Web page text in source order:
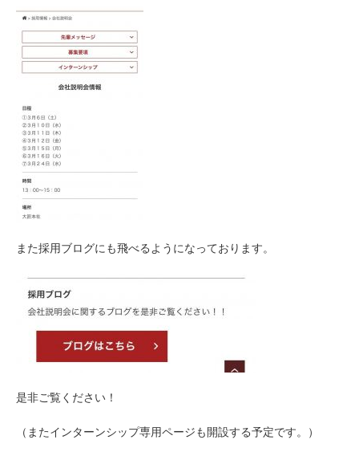
また採用ブログにも飛べるようになっております。
是非ご覧ください！
（またインターンシップ専用ページも開設する予定です。）